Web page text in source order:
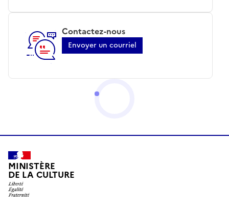
Contactez-nous
Envoyer un courriel
MINISTÈRE
DE LA CULTURE